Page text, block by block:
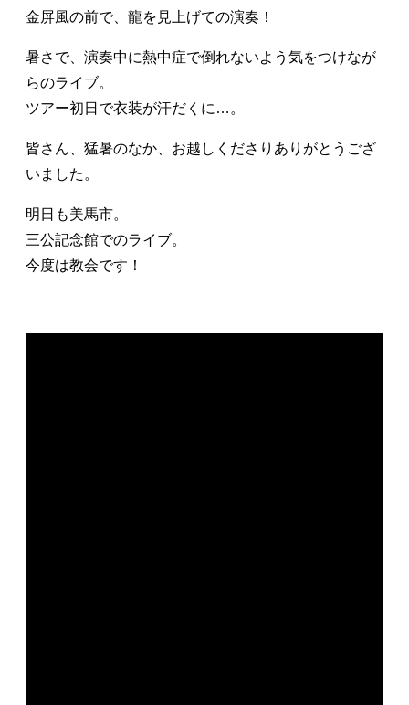
金屏風の前で、龍を見上げての演奏！
暑さで、演奏中に熱中症で倒れないよう気をつけなが
らのライブ。
ツアー初日で衣装が汗だくに…。
皆さん、猛暑のなか、お越しくださりありがとうござ
いました。
明日も美馬市。
三公記念館でのライブ。
今度は教会です！